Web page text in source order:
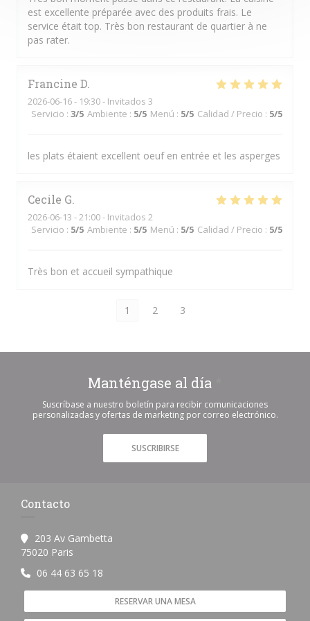
est excellente préparée avec des produits frais. Le
service était top. Très bon restaurant de quartier à ne
pas rater.
Francine D
2026-06-16- 19:30 - Invitados 3
Servicio : 3/5 Ambiente : 5/5 Menú : 5/5 Calidad / Precio : 5/5
les plats étaient excellent oeuf en entrée et les asperges
Cecile G
2026-06-13 - 21:00 - Invitados 2
Servicio : 5/5 Ambiente : 5/5 Menú : 5/5 Calidad / Precio : 5/5
Très bon et accueil sympathique
1 2 3
Manténgase al día
Suscríbase a nuestro boletín para recibir comunicaciones
personalizadas y ofertas de marketing por correo electrónico.
SUSCRIBIRSE
Contacto
203 Av Gambetta
75020 Paris
06 44 63 65 18
RESERVAR UNA MESA